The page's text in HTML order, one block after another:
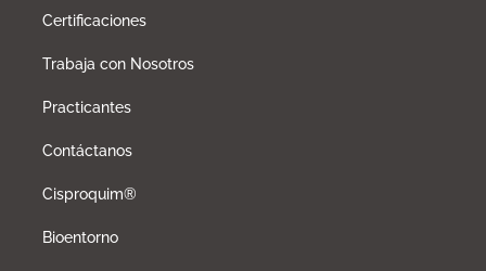
Certificaciones
Trabaja con Nosotros
Practicantes
Contáctanos
Cisproquim®
Bioentorno